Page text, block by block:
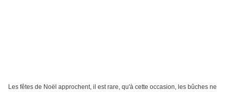
Les fêtes de Noël approchent, il est rare, qu'à cette occasion, les bûches ne